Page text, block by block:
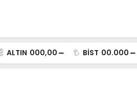
ALTIN 000,00 BİST 00.000